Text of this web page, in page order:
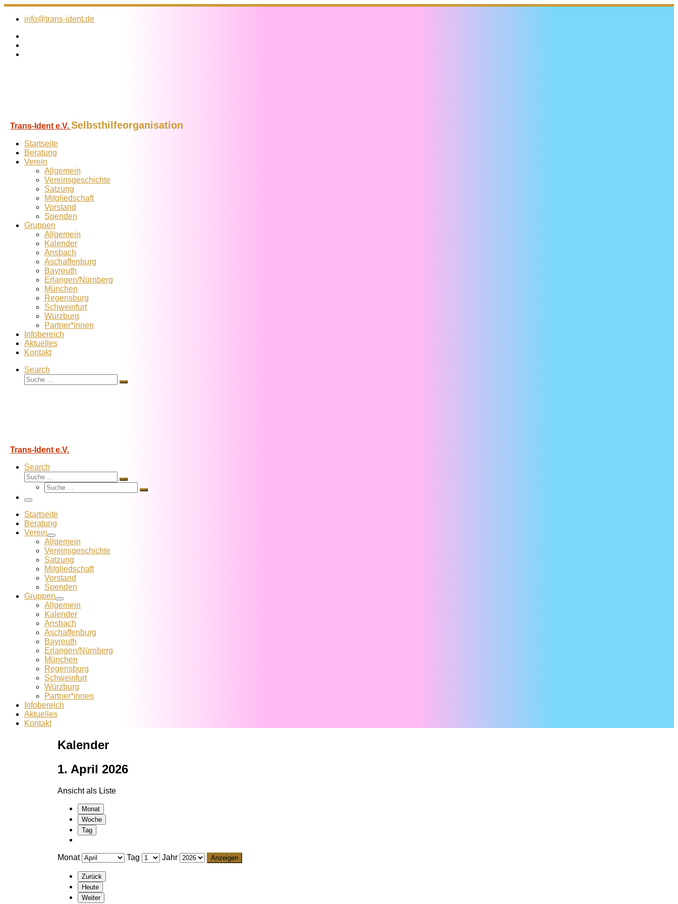
Zum
Inhalt
info@trans-ident.de
Trans-Ident e.V. Selbsthilfeorganisation
Startseite
Beratung
Verein
Allgemein
Vereins­geschichte
Satzung
Mitglied­schaft
Vorstand
Spenden
Gruppen
Allgemein
Kalender
Ansbach
Aschaffenburg
Bayreuth
Erlangen/Nürnberg
München
Regensburg
Schweinfurt
Würzburg
Partner*innen
Infobereich
Aktuelles
Kontakt
Search
Suche
Suche
Trans-Ident e.V.
Search
Suche
Suche
Suche
Suche
Menü
Startseite
Beratung
Verein
Allgemein
Vereins­geschichte
Satzung
Mitglied­schaft
Vorstand
Spenden
Gruppen
Allgemein
Kalender
Ansbach
Aschaffenburg
Bayreuth
Erlangen/Nürnberg
München
Regensburg
Schweinfurt
Würzburg
Partner*innen
Infobereich
Aktuelles
Kontakt
Kalender
1. April 2026
Ansicht als Liste
Monat
Woche
Tag
Monat Tag Jahr
Zurück
Heute
Weiter